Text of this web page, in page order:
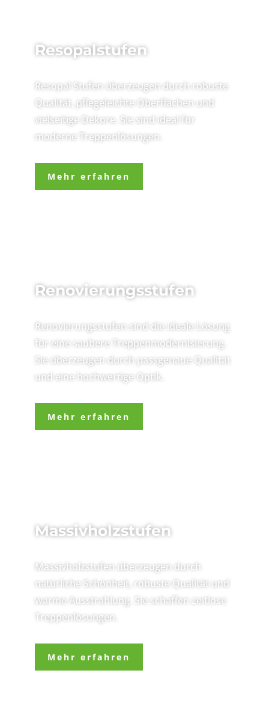
Resopalstufen
Resopal Stufen überzeugen durch robuste
Qualität, pflegeleichte Oberflächen und
vielseitige Dekore. Sie sind ideal für
moderne Treppenlösungen.
Mehr erfahren
Renovierungsstufen
Renovierungsstufen sind die ideale Lösung
für eine saubere Treppenmodernisierung.
Sie überzeugen durch passgenaue Qualität
und eine hochwertige Optik.
Mehr erfahren
Massivholzstufen
Massivholzstufen überzeugen durch
natürliche Schönheit, robuste Qualität und
warme Ausstrahlung. Sie schaffen zeitlose
Treppenlösungen.
Mehr erfahren